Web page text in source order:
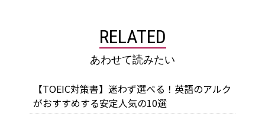
RELATED
あわせて読みたい
【TOEIC対策書】迷わず選べる！英語のアルク
がおすすめする安定人気の10選